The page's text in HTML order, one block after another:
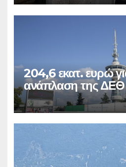
204,6 εκατ. ευρώ
ανάπλαση της ΔΕΘ